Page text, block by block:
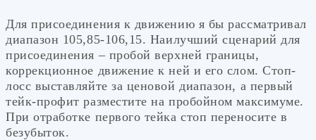
Для присоединения к движению я бы рассматривал
диапазон 105,85-106,15. Наилучший сценарий для
присоединения – пробой верхней границы,
коррекционное движение к ней и его слом. Стоп-
лосс выставляйте за ценовой диапазон, а первый
тейк-профит разместите на пробойном максимуме.
При отработке первого тейка стоп переносите в
безубыток.